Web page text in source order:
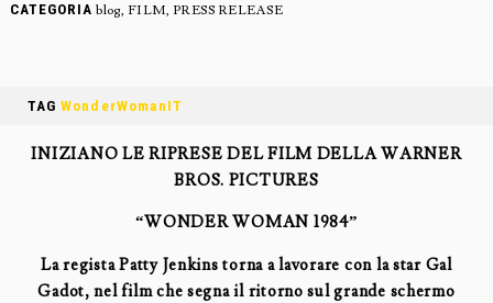
CATEGORIA blog, FILM, PRESS RELEASE
TAGWonderWomanIT‬
INIZIANO LE RIPRESE DEL FILM DELLA WARNER
BROS. PICTURES
“WONDER WOMAN 1984”
La regista Patty Jenkins torna a lavorare con la star Gal
Gadot, nel film che segna il ritorno sul grande schermo